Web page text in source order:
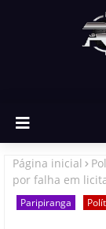
Página inicial
por falha em
Paripiranga